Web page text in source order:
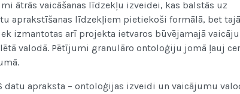
ātrās vaicāšanas līdzekļu izveidei, kas balstās uz
aprakstīšanas līdzekļiem pietiekoši formālā, bet
izmantotas arī projekta ietvaros būvējamajā
valodā. Pētījumi granulāro ontoloģiju jomā ļauj
datu apraksta – ontoloģijas izveidi un vaicājumu